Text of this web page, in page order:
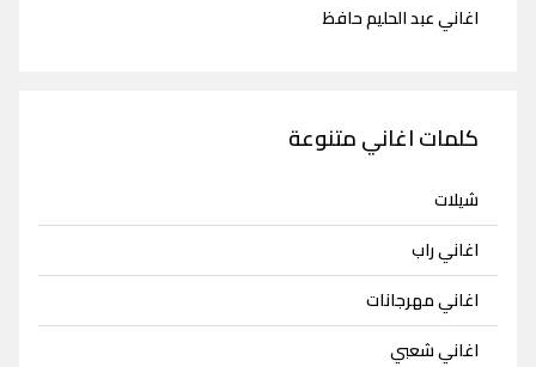
اغاني عبد الحليم حافظ
كلمات اغاني متنوعة
شيلات
اغاني راب
اغاني مهرجانات
اغاني شعبي